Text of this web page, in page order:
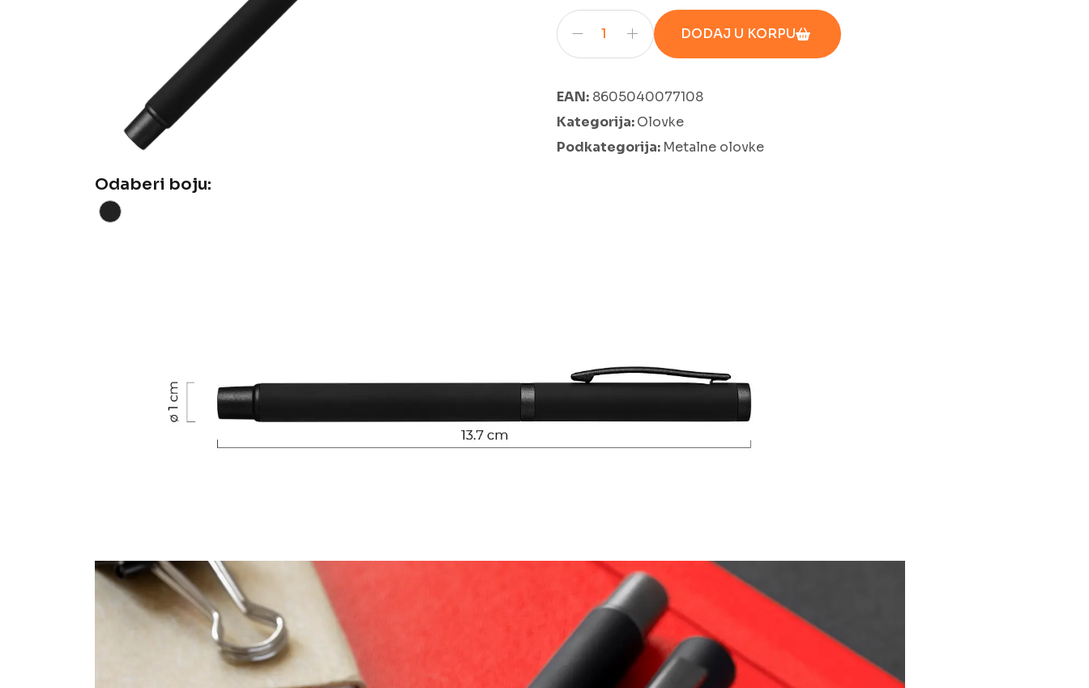
DODAJ U KORPU
EAN: 8605040077108
Kategorija:Olovke
Podkategorija: Metalne olovke
Odaberi boju: